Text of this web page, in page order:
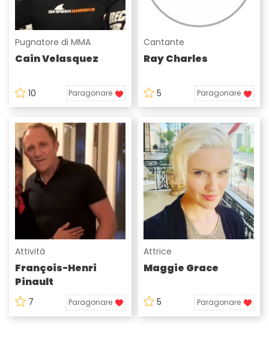
Pugnatore di MMA
Cain Velasquez
10 Paragonare
Cantante
Ray Charles
5 Paragonare
Attività
François-Henri
Pinault
7 Paragonare
Attrice
Maggie Grace
5 Paragonare